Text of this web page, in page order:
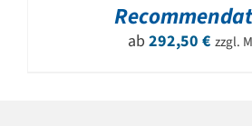
ab 292,50 € zzgl.